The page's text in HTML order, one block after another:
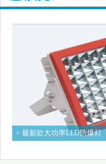
> 最新款大功率LED防爆灯